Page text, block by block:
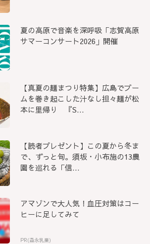
夏の高原で音楽を深呼吸「志賀高原
サマーコンサート2026」開催
【真夏の麺まつり特集】広島でブー
ムを巻き起こした汁なし担々麺が松
本に里帰り 『S...
【読者プレゼント】この夏から冬ま
で、ずっと旬。須坂・小布施の13農
園を巡れる「信...
アマゾンで大人気！血圧対策はコー
ヒーに足してみて
PR(森永乳業)